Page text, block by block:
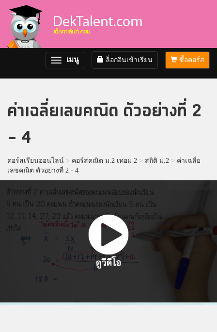
ซื้อคอร์ส
ล็อกอินเข้าเรียน
Toggle
navigation
เมนู
ค่าเฉลี่ยเลขคณิต ตัวอย่างที่ 2
- 4
คอร์สเรียนออนไลน์ > คอร์สคณิต ม.2 เทอม 2 > สถิติ ม.2 > ค่าเฉลี่ย
เลขคณิต ตัวอย่างที่ 2 - 4